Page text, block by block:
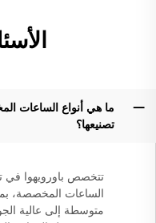
ما هي أنواع الساعات
تصنيعها؟
تتخصص باورويهوا
الساعات المخصصة،
متوسطة إلى عالية